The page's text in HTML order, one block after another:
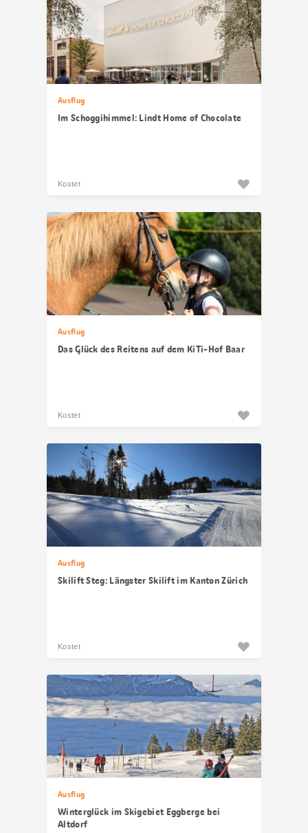
Ausflug
Im Schoggihimmel: Lindt Home of Chocolate
Kostet
Ausflug
Das Glück des Reitens auf dem KiTi-Hof Baar
Kostet
Ausflug
Skilift Steg: Längster Skilift im Kanton Zürich
Kostet
Ausflug
Winterglück im Skigebiet Eggberge bei
Altdorf